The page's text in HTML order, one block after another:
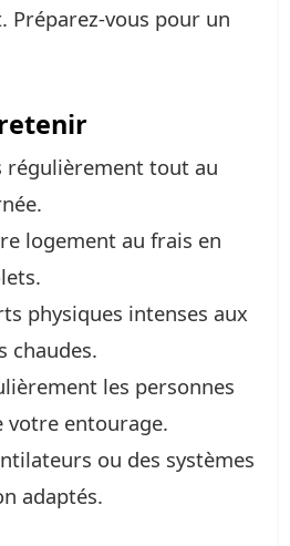
vous pour un
régulièrement tout au
logement au frais en
physiques intenses aux
chaudes.
les personnes
votre entourage.
ou des systèmes
adaptés.